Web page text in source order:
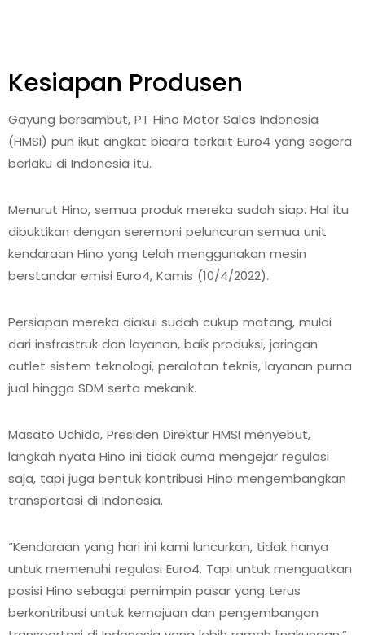
Kesiapan Produsen
Gayung bersambut, PT Hino Motor Sales Indonesia
(HMSI) pun ikut angkat bicara terkait Euro4 yang segera
berlaku di Indonesia itu.
Menurut Hino, semua produk mereka sudah siap. Hal itu
dibuktikan dengan seremoni peluncuran semua unit
kendaraan Hino yang telah menggunakan mesin
berstandar emisi Euro4, Kamis (10/4/2022).
Persiapan mereka diakui sudah cukup matang, mulai
dari insfrastruk dan layanan, baik produksi, jaringan
outlet sistem teknologi, peralatan teknis, layanan purna
jual hingga SDM serta mekanik.
Masato Uchida, Presiden Direktur HMSI menyebut,
langkah nyata Hino ini tidak cuma mengejar regulasi
saja, tapi juga bentuk kontribusi Hino mengembangkan
transportasi di Indonesia.
“Kendaraan yang hari ini kami luncurkan, tidak hanya
untuk memenuhi regulasi Euro4. Tapi untuk menguatkan
posisi Hino sebagai pemimpin pasar yang terus
berkontribusi untuk kemajuan dan pengembangan